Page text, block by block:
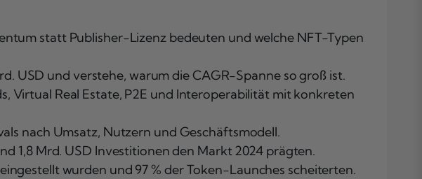
statt Publisher-Lizenz bedeuten und welche NFT-Typen
USD und verstehe, warum die CAGR-Spanne so groß ist.
Virtual Real Estate, P2E und Interoperabilität mit konkreten
nach Umsatz, Nutzern und Geschäftsmodell.
1,8 Mrd. USD Investitionen den Markt 2024 prägten.
wurden und 97 % der Token-Launches scheiterten.
diesem Artikel:
Kernnutzen